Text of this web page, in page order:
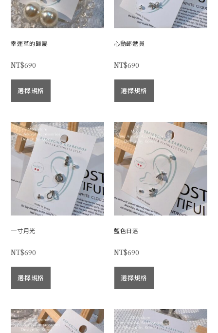
幸運草的歸屬
NT$690
選擇規格
心動郵遞員
NT$690
選擇規格
一寸月光
NT$690
選擇規格
藍色日落
NT$690
選擇規格